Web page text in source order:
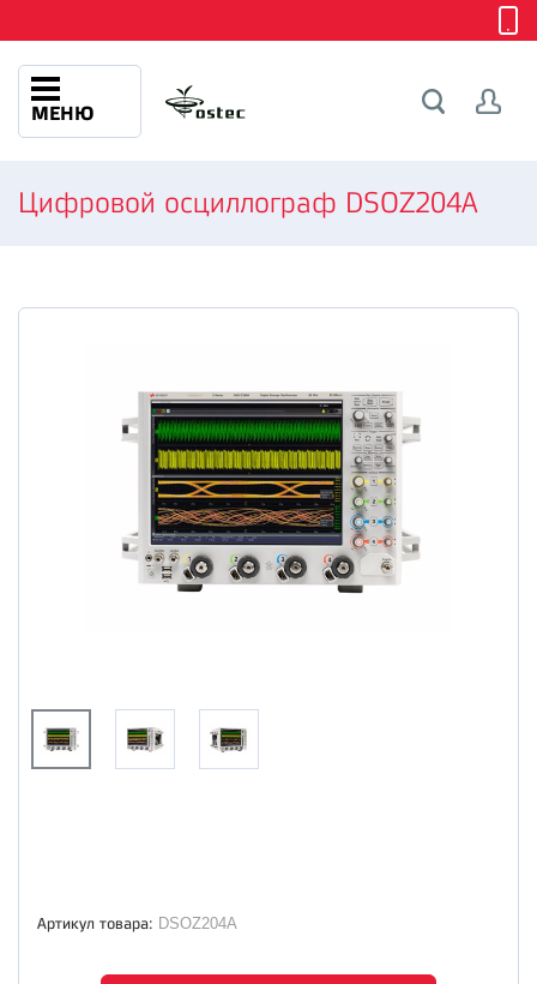
МЕНЮ
Цифровой осциллограф DSOZ204A
Артикул товара: DSOZ204A